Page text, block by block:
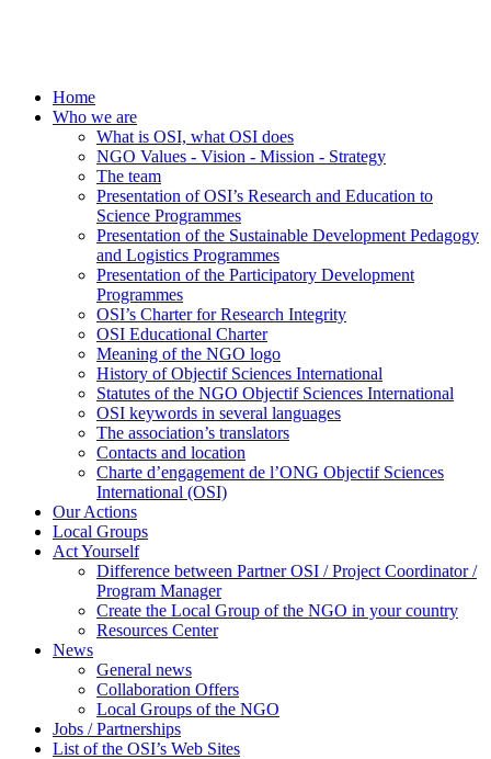
Home
Who we are
What is OSI, what OSI does
NGO Values - Vision - Mission - Strategy
The team
Presentation of OSI’s Research and Education to
Science Programmes
Presentation of the Sustainable Development Pedagogy
and Logistics Programmes
Presentation of the Participatory Development
Programmes
OSI’s Charter for Research Integrity
OSI Educational Charter
Meaning of the NGO logo
History of Objectif Sciences International
Statutes of the NGO Objectif Sciences International
OSI keywords in several languages
The association’s translators
Contacts and location
Charte d’engagement de l’ONG Objectif Sciences
International (OSI)
Our Actions
Local Groups
Act Yourself
Difference between Partner OSI / Project Coordinator /
Program Manager
Create the Local Group of the NGO in your country
Resources Center
News
General news
Collaboration Offers
Local Groups of the NGO
Jobs / Partnerships
List of the OSI’s Web Sites